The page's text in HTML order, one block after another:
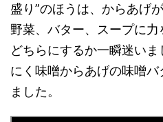
盛り”のほうは、からあげ
野菜、バター、スープに力
どちらにするか一瞬迷い
にく味噌からあげの味噌
ました。